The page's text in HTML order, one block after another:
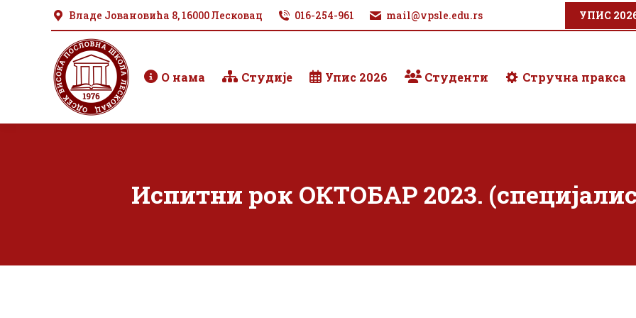
Владе Јовановића 8, 16000 Лесковац 016-254-961 mail@vpsle.edu.rs УПИС
О нама Студије Упис 2026 Студенти Стручна пракса
Испитни рок ОКТОБАР 2023.